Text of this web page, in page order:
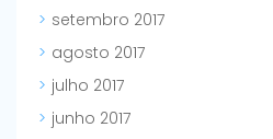
setembro 2017
agosto 2017
julho 2017
junho 2017